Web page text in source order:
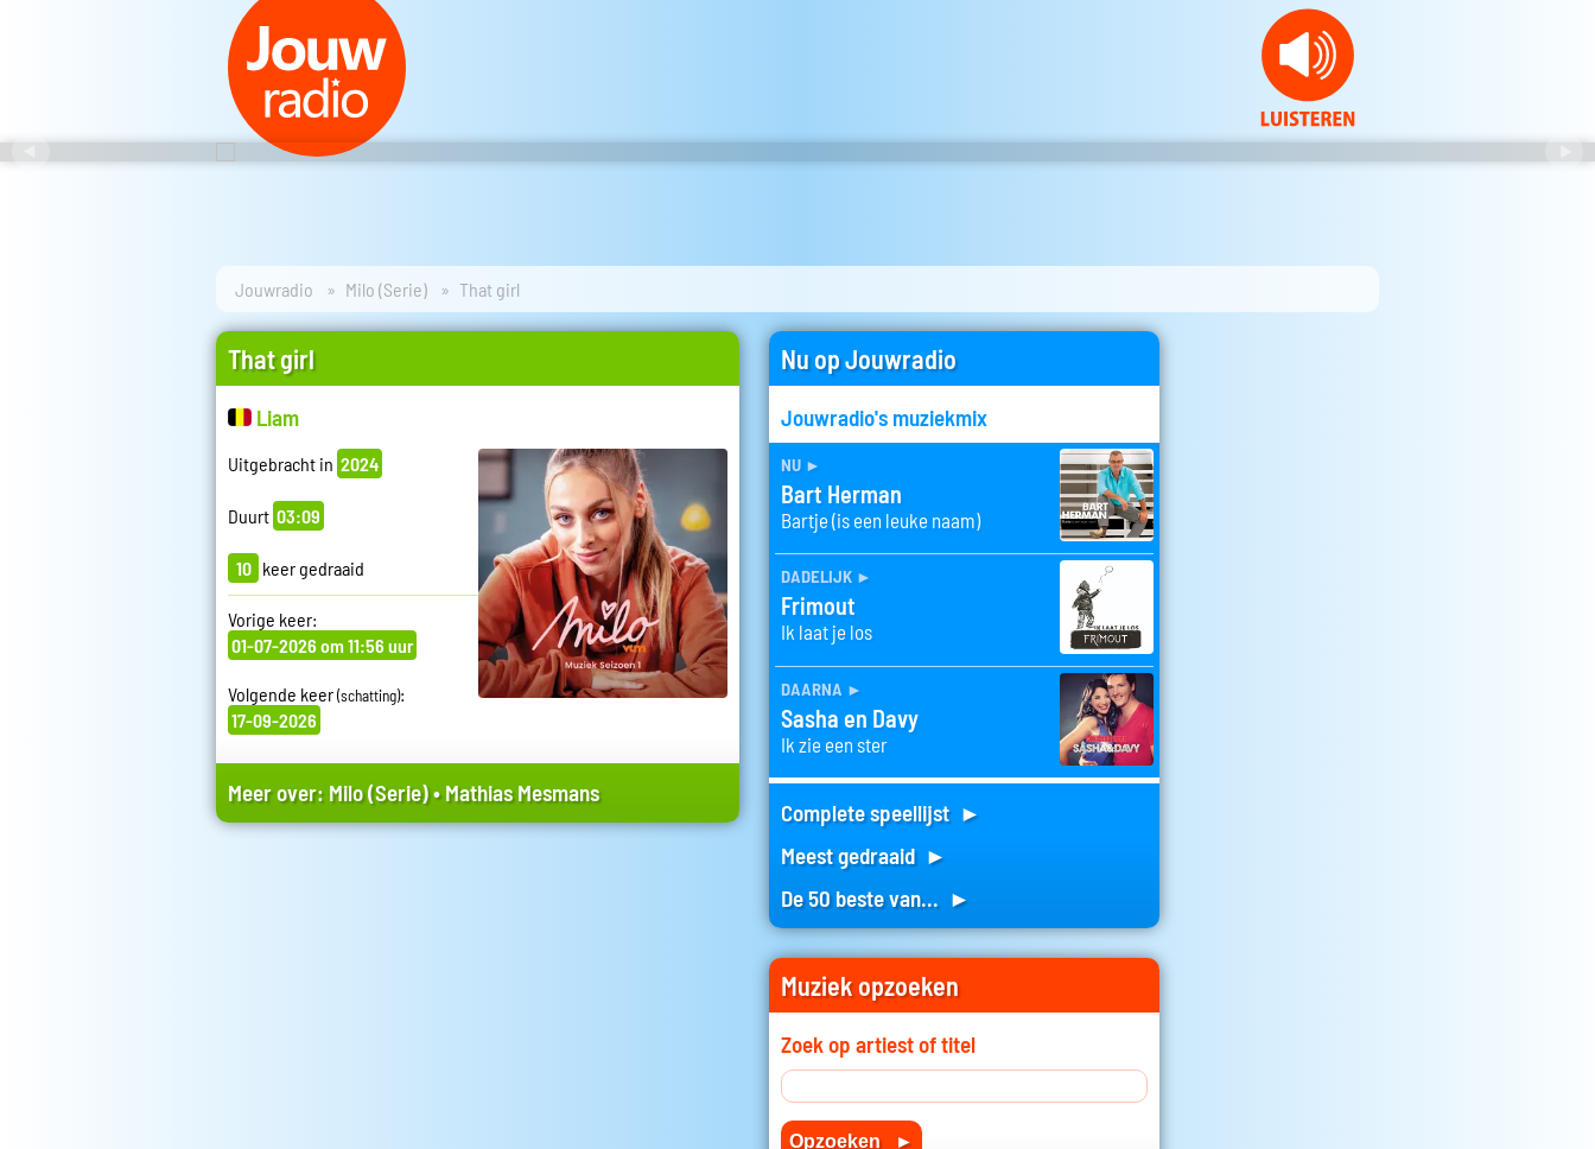
Jouwradio Milo (Serie) That girl
That girl
Liam
Uitgebracht in 2024
Duurt 03:09
10 keer gedraaid
Vorige keer:
01-07-2026 om 11:56 uur
Volgende keer(schatting):
17-09-2026
Meer over: Milo (Serie)•Mathias Mesmans
Nu op Jouwradio
Jouwradio's muziekmix
nu ►
Bart Herman
Bartje (is een leuke naam)
dadelijk ►
Frimout
Ik laat je los
daarna ►
Sasha en Davy
Ik zie een ster
Complete speellijst ►
Meest gedraaid ►
De 50 beste van... ►
Muziek opzoeken
Zoek op artiest of titel